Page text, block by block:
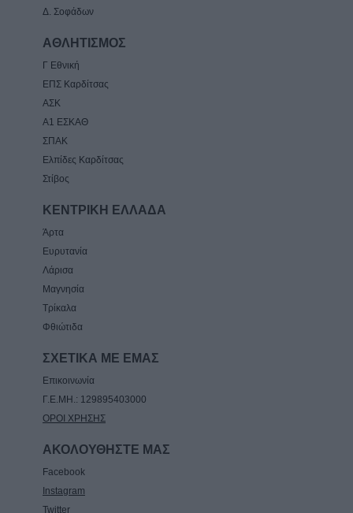
Δ. Σοφάδων
ΑΘΛΗΤΙΣΜΟΣ
Γ Εθνική
ΕΠΣ Καρδίτσας
ΑΣΚ
Α1 ΕΣΚΑΘ
ΣΠΑΚ
Ελπίδες Καρδίτσας
Στίβος
ΚΕΝΤΡΙΚΗ ΕΛΛΑΔΑ
Άρτα
Ευρυτανία
Λάρισα
Μαγνησία
Τρίκαλα
Φθιώτιδα
ΣΧΕΤΙΚΑ ΜΕ ΕΜΑΣ
Επικοινωνία
Γ.Ε.ΜΗ.: 129895403000
ΟΡΟΙ ΧΡΗΣΗΣ
ΑΚΟΛΟΥΘΗΣΤΕ ΜΑΣ
Facebook
Instagram
Twitter